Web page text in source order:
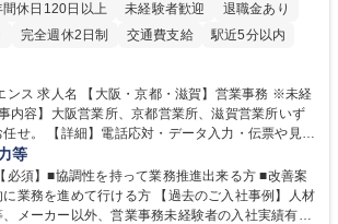
間休日120日以上 未経験者歓迎
退職金あり
完全週休2日制 交通費支給
駅近5分以内
業事務 ※未経
せ。 【詳細】電話応対・データ入力・伝票や見積
来客対応・営業所内で発生する事務業務や業務改
ことが可能です。業務システムがきちんと構築さ
に仕事に慣れることができる環境です。また、
等
必須】■協調性を持って業務推進出来る方 ■改善案
業務を進めて行ける方 【過去のご入社事例】人材
メーカー以外、営業事務未経験者の入社実績有